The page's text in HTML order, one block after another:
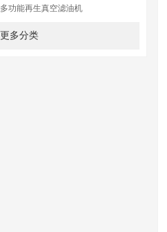
多功能再生真空滤油机
更多分类